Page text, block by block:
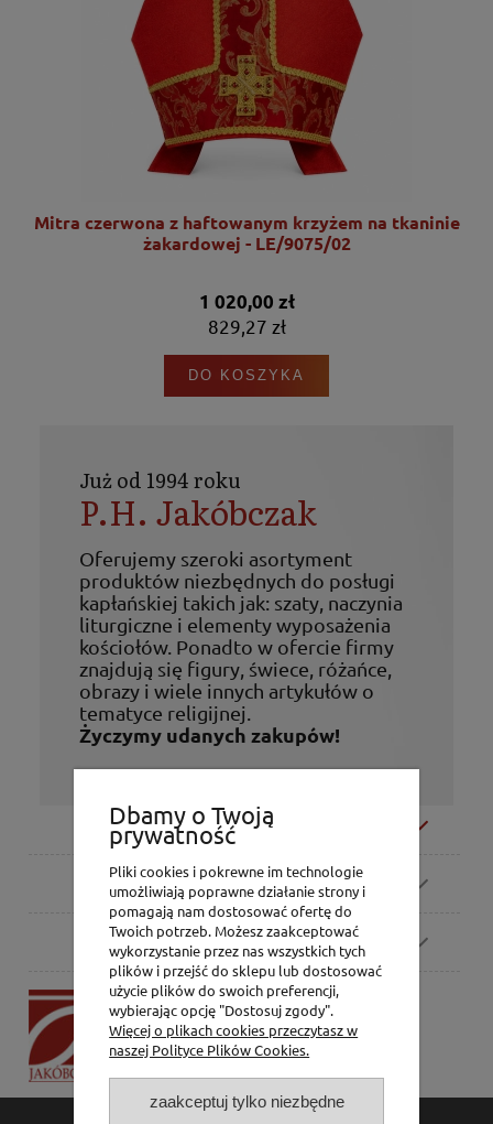
Mitra czerwona z haftowanym krzyżem na tkaninie
żakardowej - LE/9075/02
1 020,00 zł
829,27 zł
DO KOSZYKA
Już od 1994 roku
P.H. Jakóbczak
Oferujemy szeroki asortyment
produktów niezbędnych do posługi
kapłańskiej takich jak: szaty, naczynia
liturgiczne i elementy wyposażenia
kościołów. Ponadto w ofercie firmy
znajdują się figury, świece, różańce,
obrazy i wiele innych artykułów o
tematyce religijnej.
Życzymy udanych zakupów!
Moje konto
Zamówienia
Pomoc
P.H. Jakóbczak
Dorota Jakóbczak
Bialska 2/4,
Dbamy o Twoją
prywatność
Pliki cookies i pokrewne im technologie
umożliwiają poprawne działanie strony i
pomagają nam dostosować ofertę do
Twoich potrzeb. Możesz zaakceptować
wykorzystanie przez nas wszystkich tych
plików i przejść do sklepu lub dostosować
użycie plików do swoich preferencji,
wybierając opcję "Dostosuj zgody".
Więcej o plikach cookies przeczytasz w
naszej Polityce Plików Cookies.
zaakceptuj tylko niezbędne